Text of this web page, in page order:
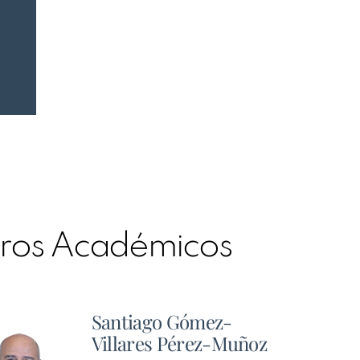
Académicos
Santiago Gómez-
Villares Pérez-Muñoz